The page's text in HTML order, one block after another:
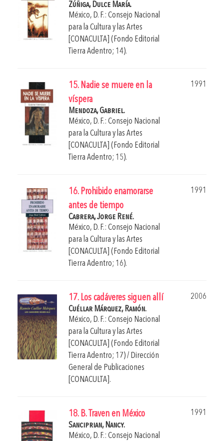
Zúñiga, Dulce María.
México, D. F.: Consejo Nacional
para la Cultura y las Artes
[CONACULTA] (Fondo Editorial
Tierra Adentro; 14).
15. Nadie se muere en la
víspera
1991
Mendoza, Gabriel.
México, D. F.: Consejo Nacional
para la Cultura y las Artes
[CONACULTA] (Fondo Editorial
Tierra Adentro; 15).
16. Prohibido enamorarse
antes de tiempo
1991
Cabrera, Jorge René.
México, D. F.: Consejo Nacional
para la Cultura y las Artes
[CONACULTA] (Fondo Editorial
Tierra Adentro; 16).
17. Los cadáveres siguen allí
2006
Cuéllar Márquez, Ramón.
México, D. F.: Consejo Nacional
para la Cultura y las Artes
[CONACULTA] (Fondo Editorial
Tierra Adentro; 17) / Dirección
General de Publicaciones
[CONACULTA].
18. B. Traven en México
1991
Sanciprian, Nancy.
México, D. F.: Consejo Nacional